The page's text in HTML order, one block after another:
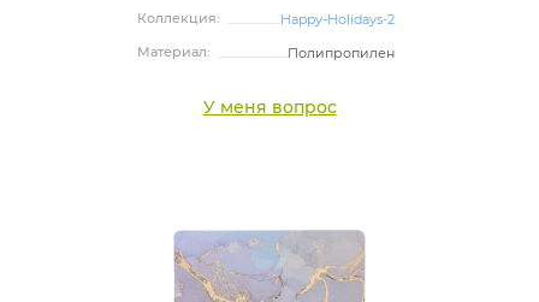
Коллекция:
Happy-Holidays-2
Материал:
Полипропилен
У меня вопрос